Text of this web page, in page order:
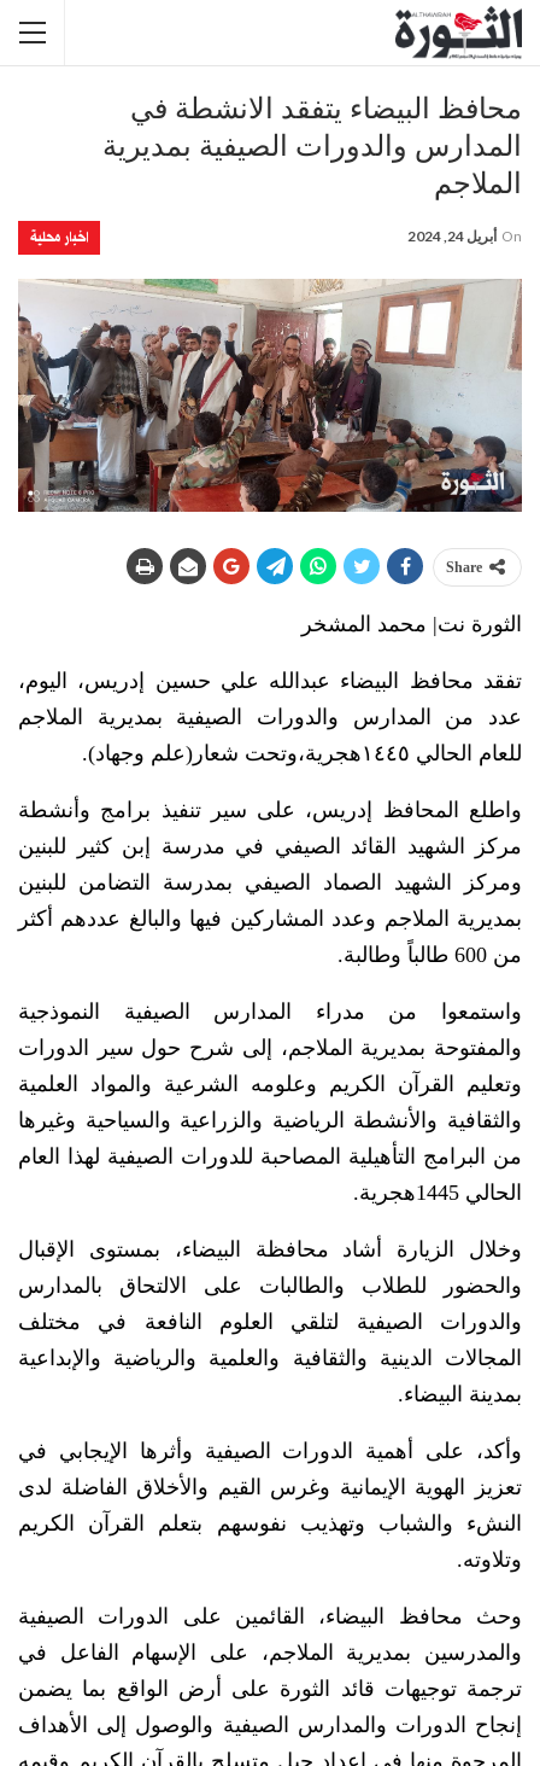
محافظ البيضاء يتفقد الانشطة في
المدارس والدورات الصيفية بمديرية
الملاجم
اخبار محلية On أبريل 24, 2024
Share
الثورة نت| محمد المشخر
تفقد محافظ البيضاء عبدالله علي حسين إدريس، اليوم،
عدد من المدارس والدورات الصيفية بمديرية الملاجم
للعام الحالي ١٤٤٥هجرية،وتحت شعار(علم وجهاد).
واطلع المحافظ إدريس، على سير تنفيذ برامج وأنشطة
مركز الشهيد القائد الصيفي في مدرسة إبن كثير للبنين
ومركز الشهيد الصماد الصيفي بمدرسة التضامن للبنين
بمديرية الملاجم وعدد المشاركين فيها والبالغ عددهم أكثر
من 600 طالباً وطالبة.
واستمعوا من مدراء المدارس الصيفية النموذجية
والمفتوحة بمديرية الملاجم، إلى شرح حول سير الدورات
وتعليم القرآن الكريم وعلومه الشرعية والمواد العلمية
والثقافية والأنشطة الرياضية والزراعية والسياحية وغيرها
من البرامج التأهيلية المصاحبة للدورات الصيفية لهذا العام
الحالي 1445هجرية.
وخلال الزيارة أشاد محافظة البيضاء، بمستوى الإقبال
والحضور للطلاب والطالبات على الالتحاق بالمدارس
والدورات الصيفية لتلقي العلوم النافعة في مختلف
المجالات الدينية والثقافية والعلمية والرياضية والإبداعية
بمدينة البيضاء.
وأكد، على أهمية الدورات الصيفية وأثرها الإيجابي في
تعزيز الهوية الإيمانية وغرس القيم والأخلاق الفاضلة لدى
النشء والشباب وتهذيب نفوسهم بتعلم القرآن الكريم
وتلاوته.
وحث محافظ البيضاء، القائمين على الدورات الصيفية
والمدرسين بمديرية الملاجم، على الإسهام الفاعل في
ترجمة توجيهات قائد الثورة على أرض الواقع بما يضمن
إنجاح الدورات والمدارس الصيفية والوصول إلى الأهداف
المرجوة منها في إعداد جيل متسلح بالقرآن الكريم وقيمه